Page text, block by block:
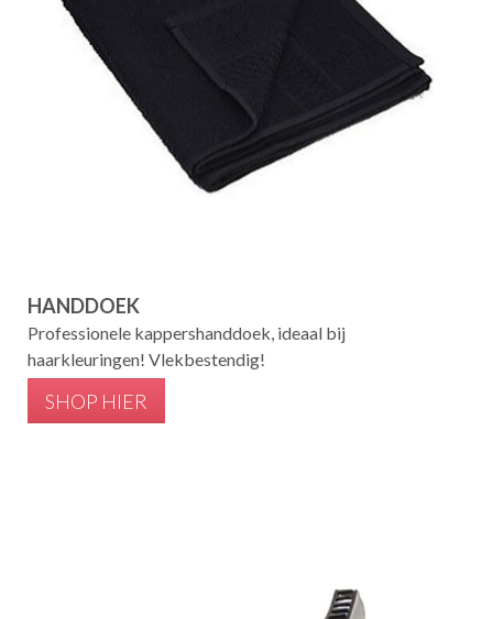
HANDDOEK
Professionele kappershanddoek, ideaal bij
haarkleuringen! Vlekbestendig!
SHOP HIER